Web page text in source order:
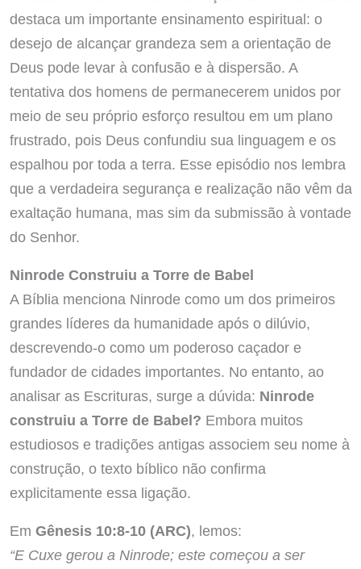
destaca um importante ensinamento espiritual: o
desejo de alcançar grandeza sem a orientação de
Deus pode levar à confusão e à dispersão. A
tentativa dos homens de permanecerem unidos por
meio de seu próprio esforço resultou em um plano
frustrado, pois Deus confundiu sua linguagem e os
espalhou por toda a terra. Esse episódio nos lembra
que a verdadeira segurança e realização não vêm da
exaltação humana, mas sim da submissão à vontade
do Senhor.
Ninrode Construiu a Torre de Babel
A Bíblia menciona Ninrode como um dos primeiros
grandes líderes da humanidade após o dilúvio,
descrevendo-o como um poderoso caçador e
fundador de cidades importantes. No entanto, ao
analisar as Escrituras, surge a dúvida: Ninrode
construiu a Torre de Babel? Embora muitos
estudiosos e tradições antigas associem seu nome à
construção, o texto bíblico não confirma
explicitamente essa ligação.
Em Gênesis 10:8-10 (ARC), lemos:
“E Cuxe gerou a Ninrode; este começou a ser